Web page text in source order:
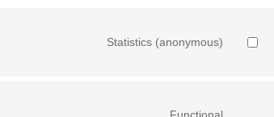
Statistics (anonymous)